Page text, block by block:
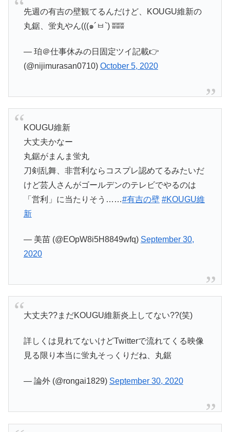
先週の有吉の壁観てるんだけど、KOUGU維新の
丸鋸、蛍丸やん(((๑´ㅂ`) ʬʬʬ
— 珀＠仕事休みの日固定ツイ記載👉
(@nijimurasan0710) October 5, 2020
KOUGU維新
大丈夫かなー
丸鋸がまんま蛍丸
刀剣乱舞、非営利ならコスプレ認めてるみたいだ
けど芸人さんがゴールデンのテレビでやるのは
「営利」に当たりそう……#有吉の壁 #KOUGU維
新
— 美苗 (@EOpW8i5H8849wfq) September 30,
2020
大丈夫??まだKOUGU維新炎上してない??(笑)
詳しくは見れてないけどTwitterで流れてくる映像
見る限り本当に蛍丸そっくりだね、丸鋸
— 論外 (@rongai1829) September 30, 2020